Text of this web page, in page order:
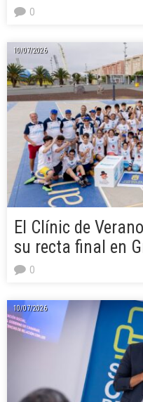
0
10/07/2026
El Clínic de
su recta final en
0
10/07/2026